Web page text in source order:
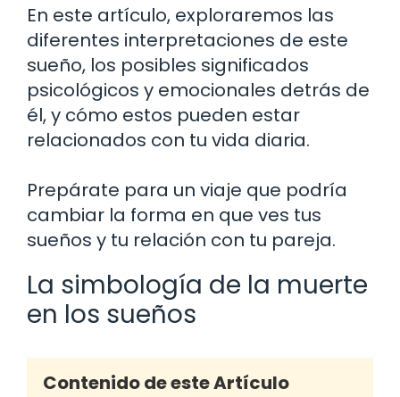
En este artículo, exploraremos las
diferentes interpretaciones de este
sueño, los posibles significados
psicológicos y emocionales detrás de
él, y cómo estos pueden estar
relacionados con tu vida diaria.
Prepárate para un viaje que podría
cambiar la forma en que ves tus
sueños y tu relación con tu pareja.
La simbología de la muerte
en los sueños
Contenido de este Artículo